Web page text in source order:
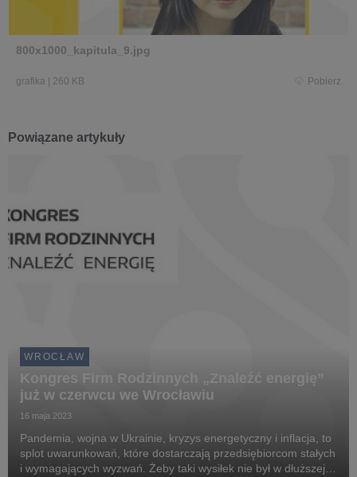
800x1000_kapitula_9.jpg
grafika 260 KB Pobierz
Powiązane artykuły
WROCŁAW
Kongres Firm Rodzinnych „Znaleźć energię”
już w czerwcu we Wrocławiu
16 maja 2023
Pandemia, wojna w Ukrainie, kryzys energetyczny i inflacja, to
splot uwarunkowań, które dostarczają przedsiębiorcom stałych
i wymagających wyzwań. Żeby taki wysiłek nie był w dłuższej